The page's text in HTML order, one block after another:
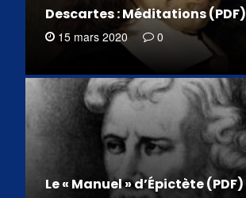
Descartes : Méditations (PDF)
15 mars 2020 0
Le « Manuel » d’Épictète (PDF)